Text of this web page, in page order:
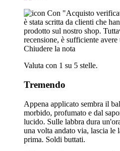
Con "Acquisto
è stata scritta da clienti che
prodotto sul nostro shop.
recensione, è sufficiente
Chiudere la nota
Valuta con 1 su 5 stelle.
Tremendo
Appena applicato sembra il
morbido, profumato e dal
lucido. Sulle labbra dura
una volta andato via, lascia le
prima. Soldi buttati.